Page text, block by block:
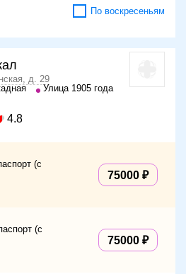
По воскресеньям
д. 29
Улица 1905 года
4.8
(с
75000
(с
75000